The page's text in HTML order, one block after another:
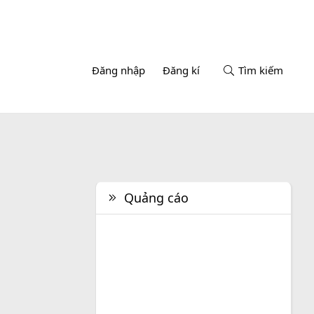
Đăng nhập Đăng kí Tìm kiếm
Quảng cáo